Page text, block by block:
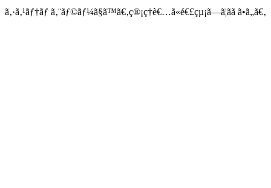
ã‚·ã‚¹ãƒ†ãƒ ã‚¨ãƒ©ãƒ¼ã§ã™ã€‚ç®¡ç†è€…ã«é€£çµ¡ã—ã¦ãã ã•ã„ã€‚